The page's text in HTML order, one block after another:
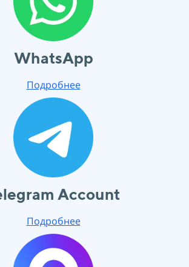
WhatsApp
Подробнее
Account
Подробнее